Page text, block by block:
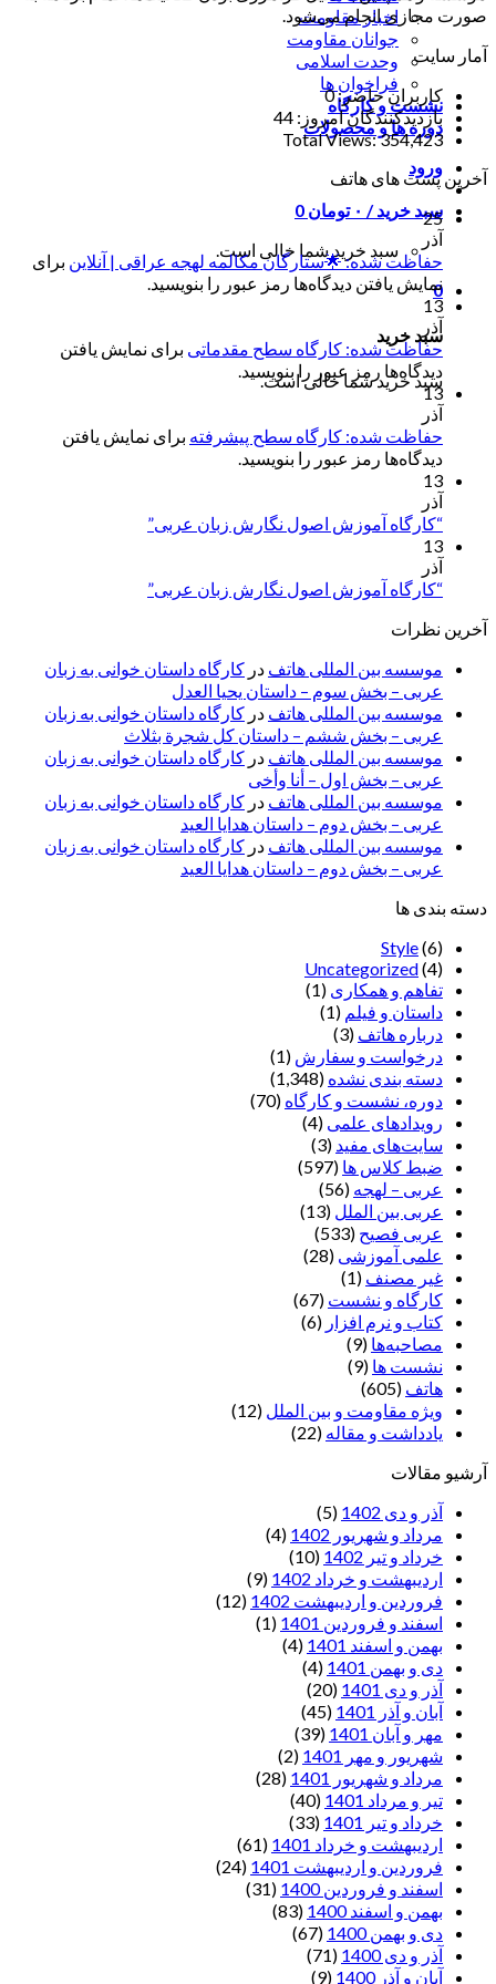
اخبار مقاومت
جوانان مقاومت
وحدت اسلامی
فراخوان ها
نشست و کارگاه
دوره ها و محصولات
ورود
سبد خرید / ۰ تومان 0
سبد خرید شما خالی است.
0
سبد خرید
سبد خرید شما خالی است.
صورت مجازی انجام می‌شود.
آمار سایت
کاربران حاضر:0
بازدیدکنندگان امروز: 44
Total Views:354,423
آخرین پست های هاتف
25
آذر
حفاظت شده: 🌟ستارگان مکالمه لهجه عراقی | آنلاین برای
نمایش یافتن دیدگاه‌ها رمز عبور را بنویسید.
13
آذر
حفاظت شده: کارگاه سطح مقدماتی برای نمایش یافتن
دیدگاه‌ها رمز عبور را بنویسید.
13
آذر
حفاظت شده: کارگاه سطح پیشرفته برای نمایش یافتن
دیدگاه‌ها رمز عبور را بنویسید.
13
آذر
“کارگاه آموزش اصول نگارش زبان عربی”
13
آذر
“کارگاه آموزش اصول نگارش زبان عربی”
آخرین نظرات
موسسه بین المللی هاتف در کارگاه داستان خوانی به زبان
عربی – بخش سوم – داستان یحیا العدل
موسسه بین المللی هاتف در کارگاه داستان خوانی به زبان
عربی – بخش ششم – داستان کل شجرة بثلاث
موسسه بین المللی هاتف در کارگاه داستان خوانی به زبان
عربی – بخش اول – أنا وأخی
موسسه بین المللی هاتف در کارگاه داستان خوانی به زبان
عربی – بخش دوم – داستان هدایا العید
موسسه بین المللی هاتف در کارگاه داستان خوانی به زبان
عربی – بخش دوم – داستان هدایا العید
دسته بندی ها
Style(6)
Uncategorized(4)
تفاهم و همکاری (1)
داستان و فیلم (1)
درباره هاتف (3)
درخواست و سفارش (1)
دسته بندی نشده (1,348)
دوره، نشست و کارگاه (70)
رویدادهای علمی (4)
سایت‌های مفید (3)
ضبط کلاس ها (597)
عربی – لهجه (56)
عربی بین الملل (13)
عربی فصیح (533)
علمی آموزشی (28)
غير مصنف (1)
کارگاه و نشست (67)
کتاب و نرم افزار (6)
مصاحبه‌ها (9)
نشست ها (9)
هاتف (605)
ویژه مقاومت و بین الملل (12)
یادداشت‌ و مقاله (22)
آرشیو مقالات
آذر و دی 1402
(5)
مرداد و شهریور 1402
(4)
خرداد و تیر 1402
(10)
اردیبهشت و خرداد 1402
(9)
فروردین و اردیبهشت 1402
(12)
اسفند و فروردین 1401
(1)
بهمن و اسفند 1401
(4)
دی و بهمن 1401
(4)
آذر و دی 1401
(20)
آبان و آذر 1401
(45)
مهر و آبان 1401
(39)
شهریور و مهر 1401
(2)
مرداد و شهریور 1401
(28)
تیر و مرداد 1401
(40)
خرداد و تیر 1401
(33)
اردیبهشت و خرداد 1401
(61)
فروردین و اردیبهشت 1401
(24)
اسفند و فروردین 1400
(31)
بهمن و اسفند 1400
(83)
دی و بهمن 1400
(67)
آذر و دی 1400
(71)
آبان و آذر 1400
(9)